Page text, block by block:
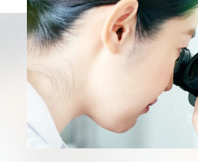
我們回來了！6/1 FANCL 正式